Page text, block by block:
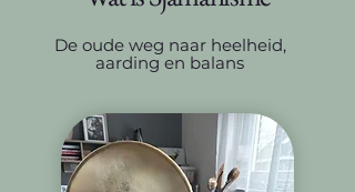
De oude weg naar heelheid,
aarding en balans